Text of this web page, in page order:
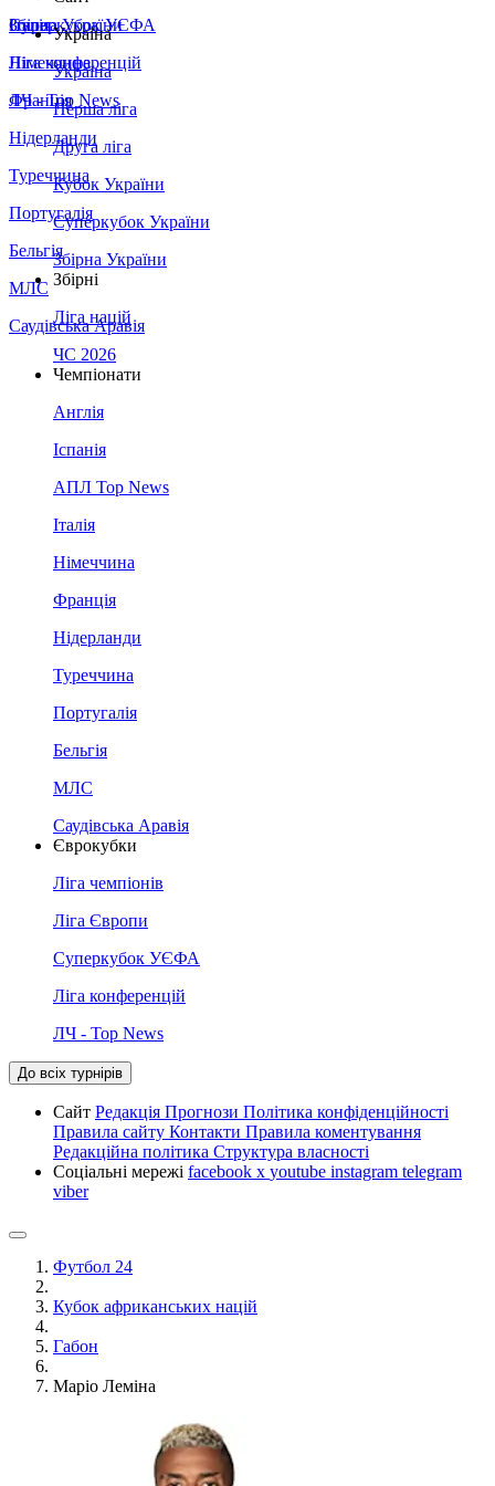
Збірна України
Італія
Німеччина
Франція
Нідерланди
Туреччина
Португалія
Бельгія
МЛС
Саудівська Аравія
Суперкубок УЄФА
Ліга конференцій
ЛЧ - Top News
Україна
Україна
Перша ліга
Друга ліга
Кубок України
Суперкубок України
Збірна України
Збірні
Ліга націй
ЧС 2026
Чемпіонати
Англія
Іспанія
АПЛ Top News
Італія
Німеччина
Франція
Нідерланди
Туреччина
Португалія
Бельгія
МЛС
Саудівська Аравія
Єврокубки
Ліга чемпіонів
Ліга Європи
Суперкубок УЄФА
Ліга конференцій
ЛЧ - Top News
До всіх турнірів
Сайт Редакція Прогнози Політика конфіденційності
Правила сайту Контакти Правила коментування
Редакційна політика Структура власності
Соціальні мережі facebook x youtube instagram telegram
viber
Футбол 24
Кубок африканських націй
Габон
Маріо Леміна